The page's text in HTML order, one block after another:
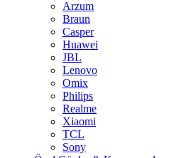
Arzum
Braun
Casper
Huawei
JBL
Lenovo
Omix
Philips
Realme
Xiaomi
TCL
Sony